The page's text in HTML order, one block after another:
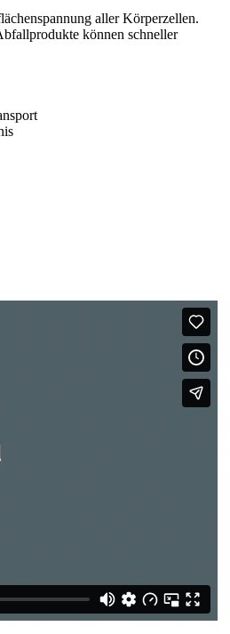
aller Körperzellen.
können schneller